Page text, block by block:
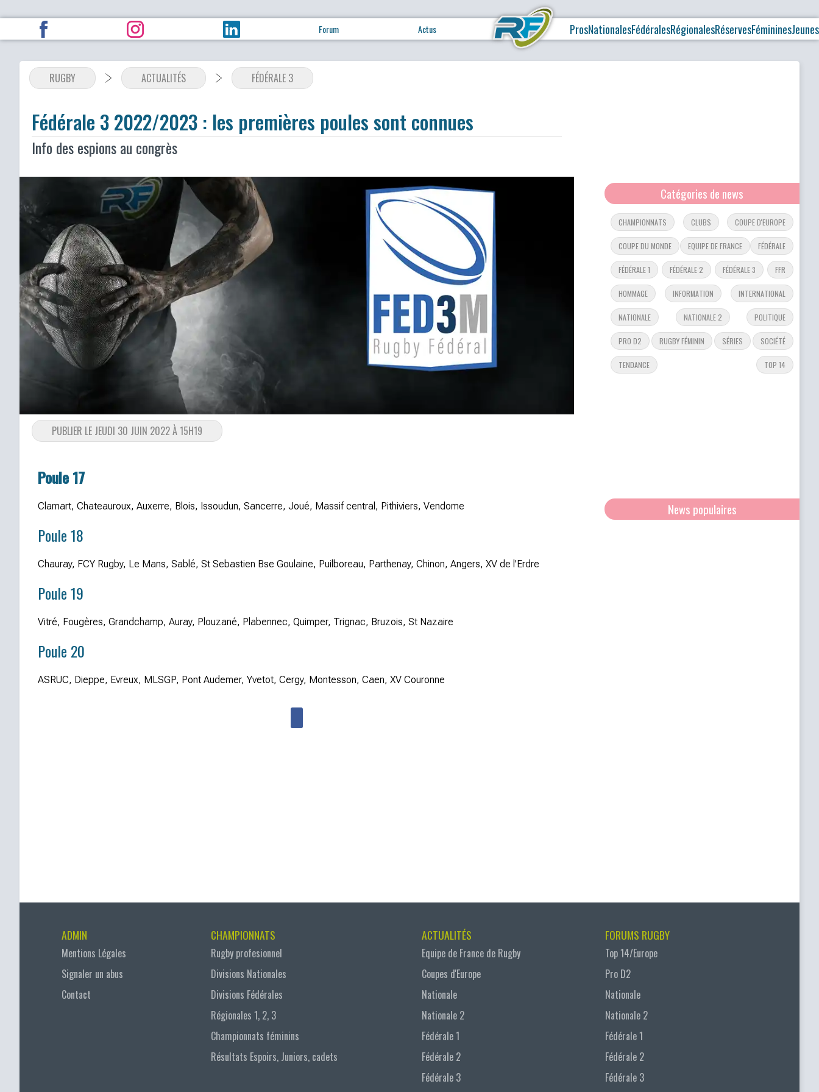
Forum Actus ProsNationalesFédéralesRégionalesRéservesFémininesJeunes
RUGBY ACTUALITÉS FÉDÉRALE 3
Fédérale 3 2022/2023 : les premières poules sont connues
Info des espions au congrès
PUBLIER LE JEUDI 30 JUIN 2022 À 15H19
Poule 17
Clamart, Chateauroux, Auxerre, Blois, Issoudun, Sancerre, Joué, Massif central, Pithiviers, Vendome
Poule 18
Chauray, FCY Rugby, Le Mans, Sablé, St Sebastien Bse Goulaine, Puilboreau, Parthenay, Chinon, Angers, XV de l'Erdre
Poule 19
Vitré, Fougères, Grandchamp, Auray, Plouzané, Plabennec, Quimper, Trignac, Bruzois, St Nazaire
Poule 20
ASRUC, Dieppe, Evreux, MLSGP, Pont Audemer, Yvetot, Cergy, Montesson, Caen, XV Couronne
Catégories de news
CHAMPIONNATS CLUBS COUPE D'EUROPE
COUPE DU MONDE EQUIPE DE FRANCE FÉDÉRALE
FÉDÉRALE 1 FÉDÉRALE 2 FÉDÉRALE 3 FFR
HOMMAGE INFORMATION INTERNATIONAL
NATIONALE NATIONALE 2 POLITIQUE
PRO D2 RUGBY FÉMININ SÉRIES SOCIÉTÉ
TENDANCE TOP 14
News populaires
ADMIN
Mentions Légales
Signaler un abus
Contact
CHAMPIONNATS
Rugby profesionnel
Divisions Nationales
Divisions Fédérales
Régionales 1, 2, 3
Championnats féminins
Résultats Espoirs, Juniors, cadets
ACTUALITÉS
Equipe de France de Rugby
Coupes d'Europe
Nationale
Nationale 2
Fédérale 1
Fédérale 2
Fédérale 3
FORUMS RUGBY
Top 14/Europe
Pro D2
Nationale
Nationale 2
Fédérale 1
Fédérale 2
Fédérale 3